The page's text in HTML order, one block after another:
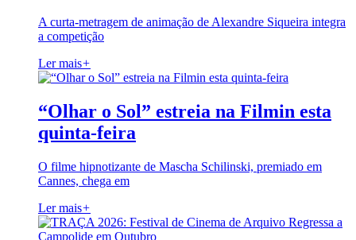
A curta-metragem de animação de Alexandre Siqueira integra
a competição
Ler mais+
“Olhar o Sol” estreia na Filmin esta
quinta-feira
O filme hipnotizante de Mascha Schilinski, premiado em
Cannes, chega em
Ler mais+